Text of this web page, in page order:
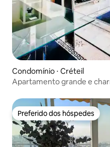
Condomínio ⋅ Créteil
Apartamento grande e
Preferido dos hóspedes
Preferido dos hóspedes